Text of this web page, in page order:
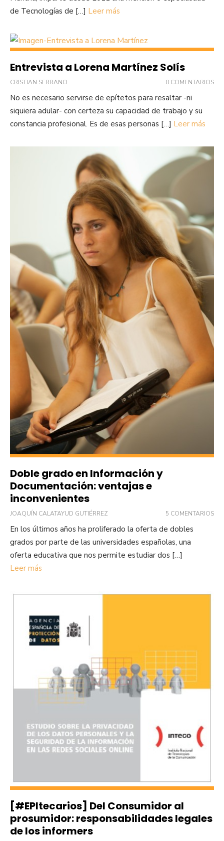
de Tecnologías de […] Leer más
Entrevista a Lorena Martínez Solís
CRISTIAN SERRANO 0 COMENTARIOS
No es necesario servirse de epítetos para resaltar -ni
siquiera adular- con certeza su capacidad de trabajo y su
constancia profesional. Es de esas personas […] Leer más
Doble grado en Información y
Documentación: ventajas e
inconvenientes
JOAQUÍN CALATAYUD GUTIÉRREZ 5 COMENTARIOS
En los últimos años ha proliferado la oferta de dobles
grados por parte de las universidades españolas, una
oferta educativa que nos permite estudiar dos […]
Leer más
[#EPItecarios] Del Consumidor al
prosumidor: responsabilidades legales
de los informers